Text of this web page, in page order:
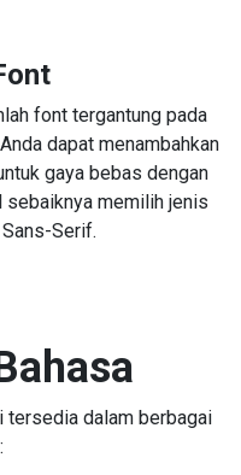
font tergantung pada
dapat menambahkan
gaya bebas dengan
memilih jenis
Serif.
tersedia dalam berbagai